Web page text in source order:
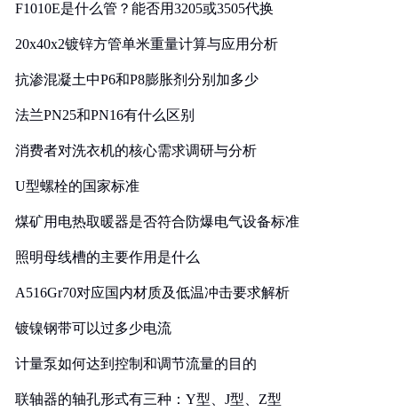
F1010E是什么管？能否用3205或3505代换
20x40x2镀锌方管单米重量计算与应用分析
抗渗混凝土中P6和P8膨胀剂分别加多少
法兰PN25和PN16有什么区别
消费者对洗衣机的核心需求调研与分析
U型螺栓的国家标准
煤矿用电热取暖器是否符合防爆电气设备标准
照明母线槽的主要作用是什么
A516Gr70对应国内材质及低温冲击要求解析
镀镍钢带可以过多少电流
计量泵如何达到控制和调节流量的目的
联轴器的轴孔形式有三种：Y型、J型、Z型